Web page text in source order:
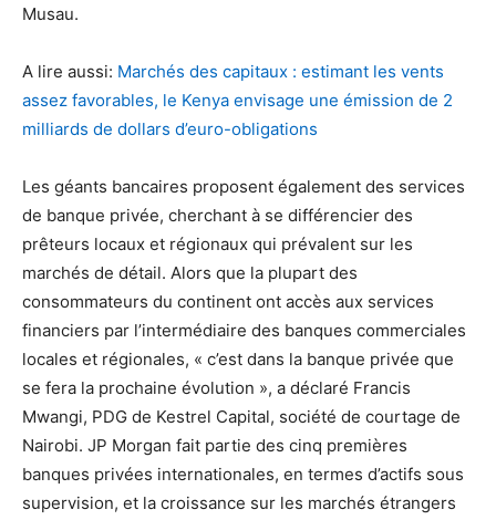
Musau.
A lire aussi: Marchés des capitaux : estimant les vents
assez favorables, le Kenya envisage une émission de 2
milliards de dollars d’euro-obligations
Les géants bancaires proposent également des services
de banque privée, cherchant à se différencier des
prêteurs locaux et régionaux qui prévalent sur les
marchés de détail. Alors que la plupart des
consommateurs du continent ont accès aux services
financiers par l’intermédiaire des banques commerciales
locales et régionales, « c’est dans la banque privée que
se fera la prochaine évolution », a déclaré Francis
Mwangi, PDG de Kestrel Capital, société de courtage de
Nairobi. JP Morgan fait partie des cinq premières
banques privées internationales, en termes d’actifs sous
supervision, et la croissance sur les marchés étrangers